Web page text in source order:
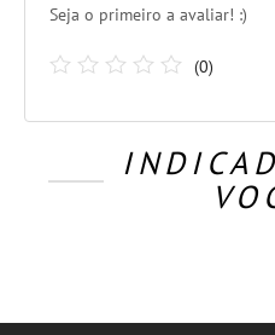
Seja o primeiro a avaliar! :)
(0)